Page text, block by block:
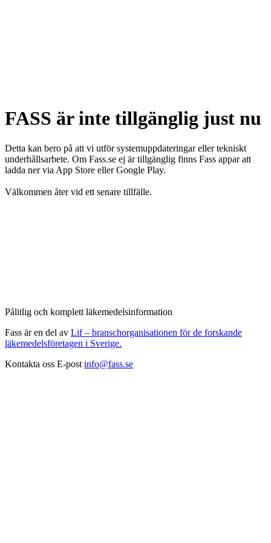
FASS är inte tillgänglig just nu
Detta kan bero på att vi utför systemuppdateringar eller tekniskt
underhållsarbete. Om Fass.se ej är tillgänglig finns Fass appar att
ladda ner via App Store eller Google Play.
Välkommen åter vid ett senare tillfälle.
Pålitlig och komplett läkemedelsinformation
Fass är en del av Lif – branschorganisationen för de forskande
läkemedelsföretagen i Sverige.
Kontakta oss E-post info@fass.se